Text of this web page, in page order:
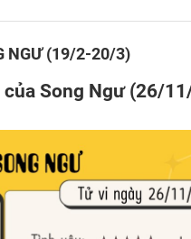
NGƯ (19/2-20/3)
của Song Ngư (26/